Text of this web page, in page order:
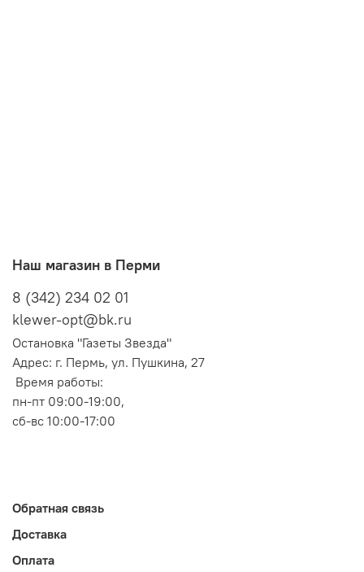
Наш магазин в Перми
8 (342) 234 02 01
klewer-opt@bk.ru
Остановка "Газеты Звезда"
Адрес: г. Пермь, ул. Пушкина, 27
Время работы:
пн-пт 09:00-19:00,
сб-вс 10:00-17:00
Обратная связь
Доставка
Оплата